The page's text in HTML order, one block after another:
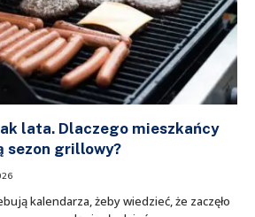
lata. Dlaczego mieszkańcy
sezon grillowy?
kalendarza, żeby wiedzieć, że zaczęło